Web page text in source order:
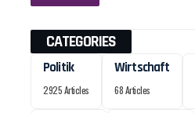
CATEGORIES
Politik
2925 Articles
Wirtschaft
68 Articles